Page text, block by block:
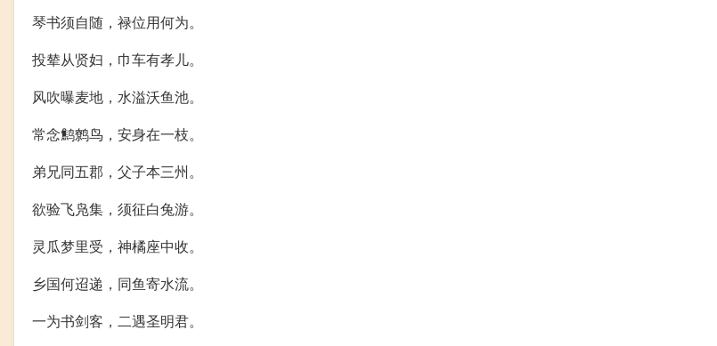
琴书须自随，禄位用何为。
投辇从贤妇，巾车有孝儿。
风吹曝麦地，水溢沃鱼池。
常念鹪鹩鸟，安身在一枝。
弟兄同五郡，父子本三州。
欲验飞凫集，须征白兔游。
灵瓜梦里受，神橘座中收。
乡国何迢递，同鱼寄水流。
一为书剑客，二遇圣明君。